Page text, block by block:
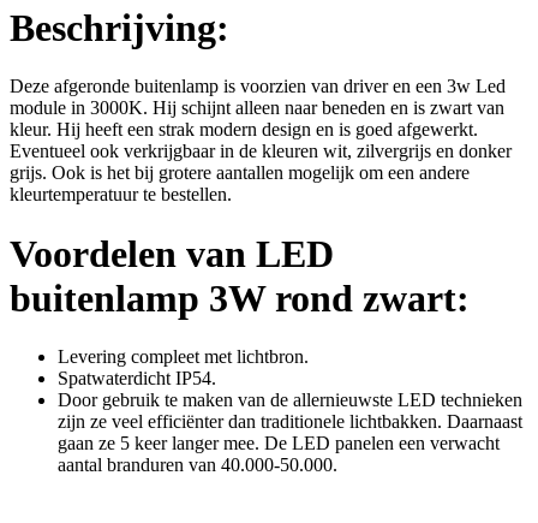
Beschrijving:
Deze afgeronde buitenlamp is voorzien van driver en een 3w Led
module in 3000K. Hij schijnt alleen naar beneden en is zwart van
kleur. Hij heeft een strak modern design en is goed afgewerkt.
Eventueel ook verkrijgbaar in de kleuren wit, zilvergrijs en donker
grijs. Ook is het bij grotere aantallen mogelijk om een andere
kleurtemperatuur te bestellen.
Voordelen van LED
buitenlamp 3W rond zwart:
Levering compleet met lichtbron.
Spatwaterdicht IP54.
Door gebruik te maken van de allernieuwste LED technieken
zijn ze veel efficiënter dan traditionele lichtbakken. Daarnaast
gaan ze 5 keer langer mee. De LED panelen een verwacht
aantal branduren van 40.000-50.000.